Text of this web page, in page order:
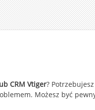
CRM Vtiger?
Możesz być